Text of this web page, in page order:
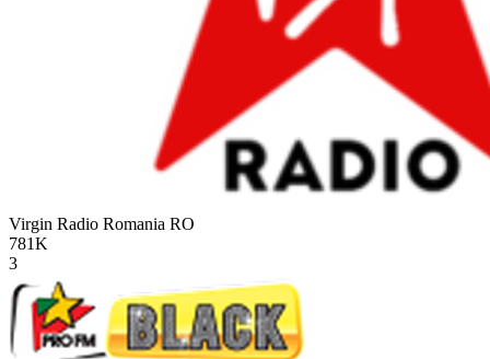
Virgin Radio Romania RO
781K
3